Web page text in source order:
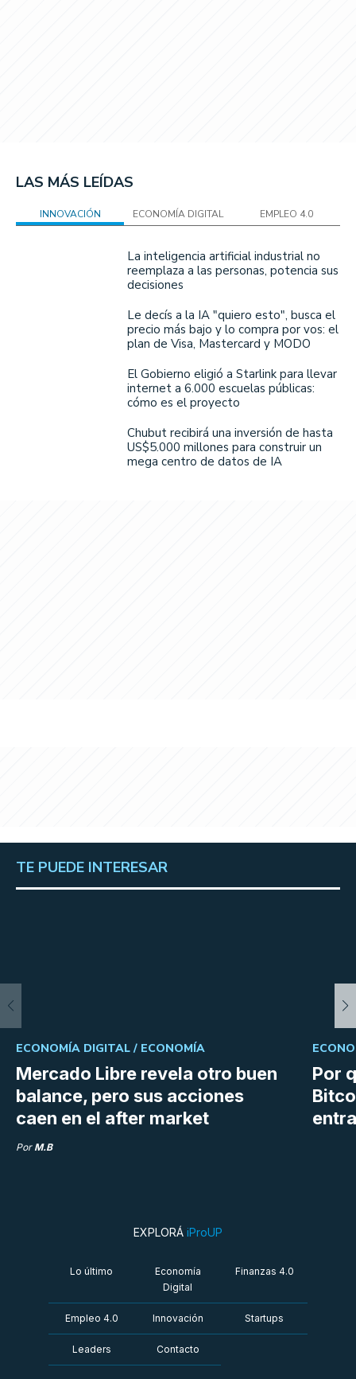
LAS MÁS LEÍDAS
INNOVACIÓN ECONOMÍA DIGITAL EMPLEO 4.0
La inteligencia artificial industrial no
reemplaza a las personas, potencia sus
decisiones
Le decís a la IA "quiero esto", busca el
precio más bajo y lo compra por vos: el
plan de Visa, Mastercard y MODO
El Gobierno eligió a Starlink para llevar
internet a 6.000 escuelas públicas:
cómo es el proyecto
Chubut recibirá una inversión de hasta
US$5.000 millones para construir un
mega centro de datos de IA
TE PUEDE INTERESAR
Mercado Libre revela otro buen
balance, pero sus acciones
caen en el after market
ECONOMÍA DIGITAL / ECONOMÍA
Por M.B
Por
EXPLORÁ iProUP
Lo último
Economía
Digital
Finanzas 4.0
Empleo 4.0 Innovación Startups
Leaders Contacto